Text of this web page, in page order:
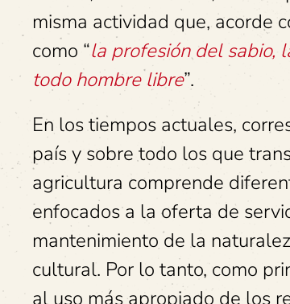
misma actividad que, acorde
como “la profesión del sabio,
todo hombre libre”.
En los tiempos actuales,
país y sobre todo los que
agricultura comprende
enfocados a la oferta de
mantenimiento de la
cultural. Por lo tanto, como
al uso más apropiado de los